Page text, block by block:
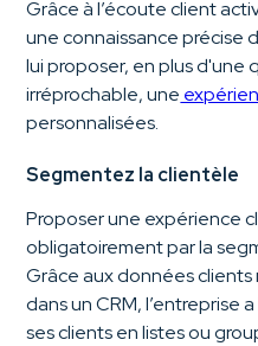
Grâce à l’écoute client
une connaissance précise
lui proposer, en plus d'une
irréprochable, une
personnalisées.
Segmentez la clientèle
Proposer une expérience
obligatoirement par la
Grâce aux données
dans un CRM, l’entreprise
ses clients en listes ou